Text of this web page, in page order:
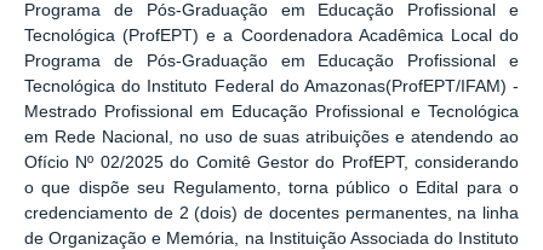
Programa de Pós-Graduação em Educação Profissional e
Tecnológica (ProfEPT) e a Coordenadora Acadêmica Local do
Programa de Pós-Graduação em Educação Profissional e
Tecnológica do Instituto Federal do Amazonas(ProfEPT/IFAM) -
Mestrado Profissional em Educação Profissional e Tecnológica
em Rede Nacional, no uso de suas atribuições e atendendo ao
Ofício Nº 02/2025 do Comitê Gestor do ProfEPT, considerando
o que dispõe seu Regulamento, torna público o Edital para o
credenciamento de 2 (dois) de docentes permanentes, na linha
de Organização e Memória, na Instituição Associada do Instituto